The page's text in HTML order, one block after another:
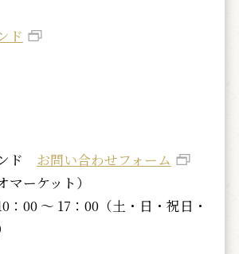
ド
ド お問い合わせフォーム
マーケット）
：00 ～ 17：00（土・日・祝日・